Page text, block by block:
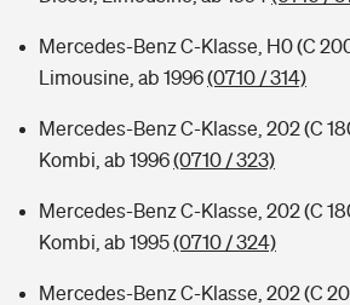
Mercedes-Benz C-Klasse, H0 (C 200
Limousine, ab 1996(0710 / 314)
Mercedes-Benz C-Klasse, 202 (C
Kombi, ab 1996(0710 / 323)
Mercedes-Benz C-Klasse, 202 (C
Kombi, ab 1995(0710 / 324)
Mercedes-Benz C-Klasse, 202 (C